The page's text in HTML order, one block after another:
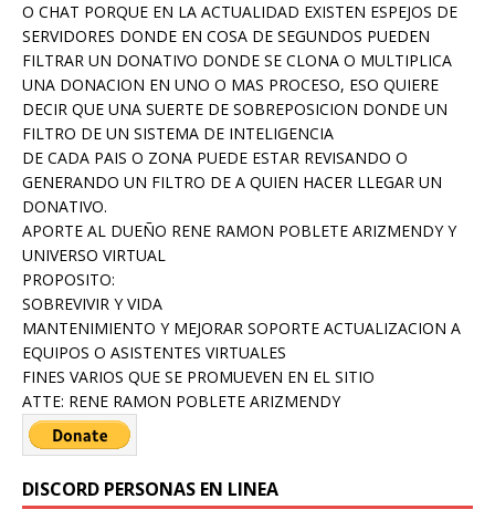
O CHAT PORQUE EN LA ACTUALIDAD EXISTEN ESPEJOS DE
SERVIDORES DONDE EN COSA DE SEGUNDOS PUEDEN
FILTRAR UN DONATIVO DONDE SE CLONA O MULTIPLICA
UNA DONACION EN UNO O MAS PROCESO, ESO QUIERE
DECIR QUE UNA SUERTE DE SOBREPOSICION DONDE UN
FILTRO DE UN SISTEMA DE INTELIGENCIA
DE CADA PAIS O ZONA PUEDE ESTAR REVISANDO O
GENERANDO UN FILTRO DE A QUIEN HACER LLEGAR UN
DONATIVO.
APORTE AL DUEÑO RENE RAMON POBLETE ARIZMENDY Y
UNIVERSO VIRTUAL
PROPOSITO:
SOBREVIVIR Y VIDA
MANTENIMIENTO Y MEJORAR SOPORTE ACTUALIZACION A
EQUIPOS O ASISTENTES VIRTUALES
FINES VARIOS QUE SE PROMUEVEN EN EL SITIO
ATTE: RENE RAMON POBLETE ARIZMENDY
DISCORD PERSONAS EN LINEA